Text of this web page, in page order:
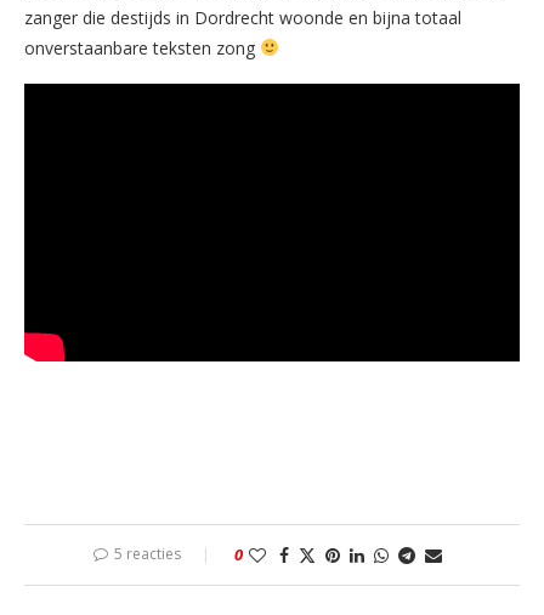
zanger die destijds in Dordrecht woonde en bijna totaal
onverstaanbare teksten zong
5 reacties 0